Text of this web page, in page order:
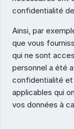
confidentialité
Ainsi, par
que vous
qui ne sont
personnel a été
confidentialité
applicables qui
vos données à